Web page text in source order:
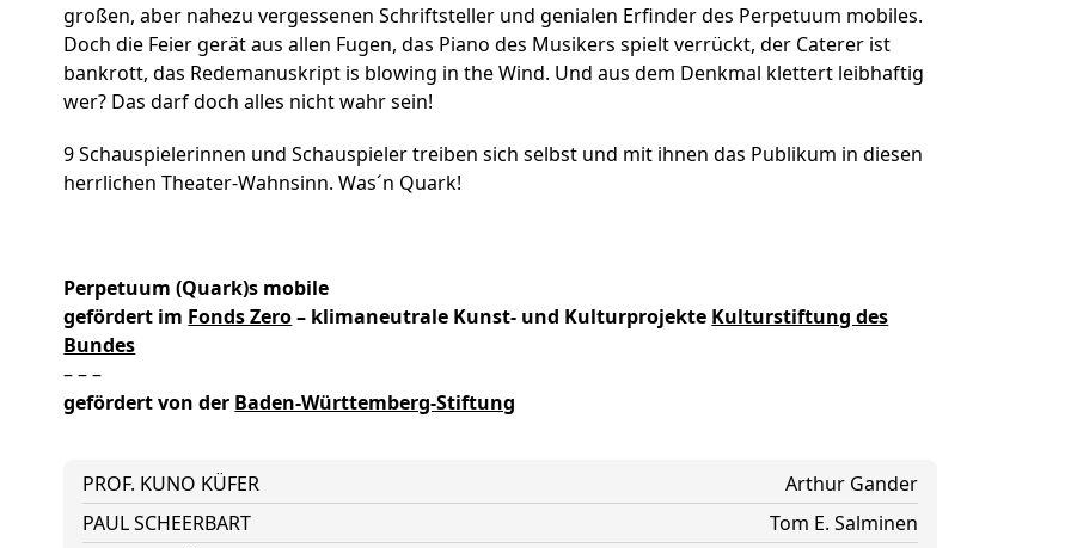
großen, aber nahezu vergessenen Schriftsteller und genialen Erfinder des Perpetuum mobiles.
Doch die Feier gerät aus allen Fugen, das Piano des Musikers spielt verrückt, der Caterer ist
bankrott, das Redemanuskript is blowing in the Wind. Und aus dem Denkmal klettert leibhaftig
wer? Das darf doch alles nicht wahr sein!
9 Schauspielerinnen und Schauspieler treiben sich selbst und mit ihnen das Publikum in diesen
herrlichen Theater-Wahnsinn. Was´n Quark!
Perpetuum (Quark)s mobile
gefördert im Fonds Zero– klimaneutrale Kunst- und Kulturprojekte Kulturstiftung des
Bundes
– – –
gefördert vonder Baden-Württemberg-Stiftung
PROF. KUNO KÜFER
Arthur Gander
PAUL SCHEERBART
Tom E. Salminen